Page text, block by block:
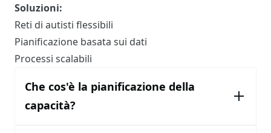
Soluzioni:
Reti di autisti flessibili
Pianificazione basata sui dati
Processi scalabili
Che cos'è la pianificazione della
capacità?